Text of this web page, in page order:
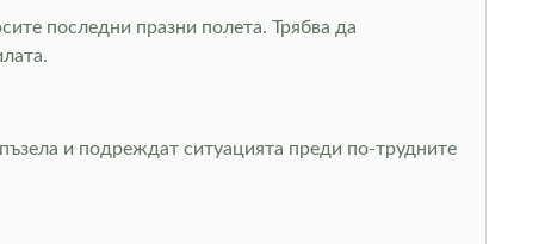
последни празни полета. Трябва да
и подреждат ситуацията преди по-трудните